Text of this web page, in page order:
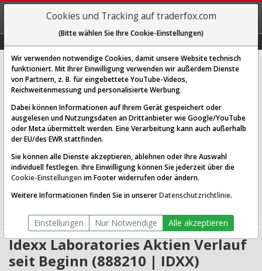
REGIS-
TRIEREN
Idexx Laboratories Inc.
[IDXX | WKN 888210 | ISIN US45168D1046]
584,791 $ -0,56 %
Echtzeit-Aktienkurs 05.08.2026 19:59 Uhr
BID:584,099 $
Website:
http://www.idexx.com
Sektor:
Healthcare / Diagnostics & Research
44.79 Mrd. USD
Anzahl
78,883,000
Idexx Laboratories Aktien Verlauf
seit Beginn (888210 | IDXX)
Cookies und Tracking auf traderfox.com
(Bitte wählen Sie Ihre Cookie-Einstellungen)
Wir verwenden notwendige Cookies, damit unsere Website technisch
funktioniert. Mit Ihrer Einwilligung verwenden wir außerdem Dienste
von Partnern, z. B. für eingebettete YouTube-Videos,
Reichweitenmessung und personalisierte Werbung.
Dabei können Informationen auf Ihrem Gerät gespeichert oder
ausgelesen und Nutzungsdaten an Drittanbieter wie Google/YouTube
oder Meta übermittelt werden. Eine Verarbeitung kann auch außerhalb
der EU/des EWR stattfinden.
Sie können alle Dienste akzeptieren, ablehnen oder Ihre Auswahl
individuell festlegen. Ihre Einwilligung können Sie jederzeit über die
Cookie-Einstellungen im Footer widerrufen oder ändern.
Weitere Informationen finden Sie in unsererDatenschutzrichtlinie.
Einstellungen Nur Notwendige Alle akzeptieren